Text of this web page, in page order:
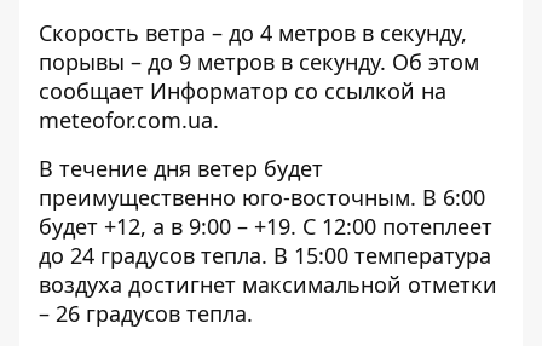
Скорость ветра – до 4 метров в секунду,
порывы – до 9 метров в секунду. Об этом
сообщает Информатор со ссылкой на
meteofor.com.ua.
В течение дня ветер будет
преимущественно юго-восточным. В 6:00
будет +12, а в 9:00 – +19. С 12:00 потеплеет
до 24 градусов тепла. В 15:00 температура
воздуха достигнет максимальной отметки
– 26 градусов тепла.